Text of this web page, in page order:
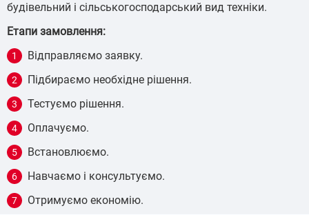
будівельний і сільськогосподарський вид техніки.
Етапи замовлення:
Відправляємо заявку.
Підбираємо необхідне рішення.
Тестуємо рішення.
Оплачуємо.
Встановлюємо.
Навчаємо і консультуємо.
Отримуємо економію.